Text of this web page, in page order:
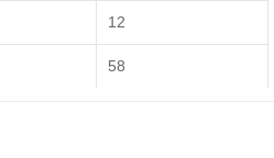
12
58